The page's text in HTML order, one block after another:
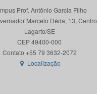
Prof. Antônio Garcia Filho
Marcelo Déda, 13, Centro
Lagarto/SE
CEP 49400-000
Localização